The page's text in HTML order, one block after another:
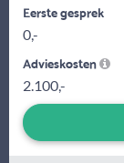
Eerste gesprek
0,-
Advieskosten
2.100,-